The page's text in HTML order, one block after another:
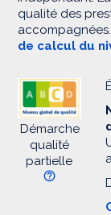
qualité des
accompagnées.
de calcul du
Démarche
qualité
partielle